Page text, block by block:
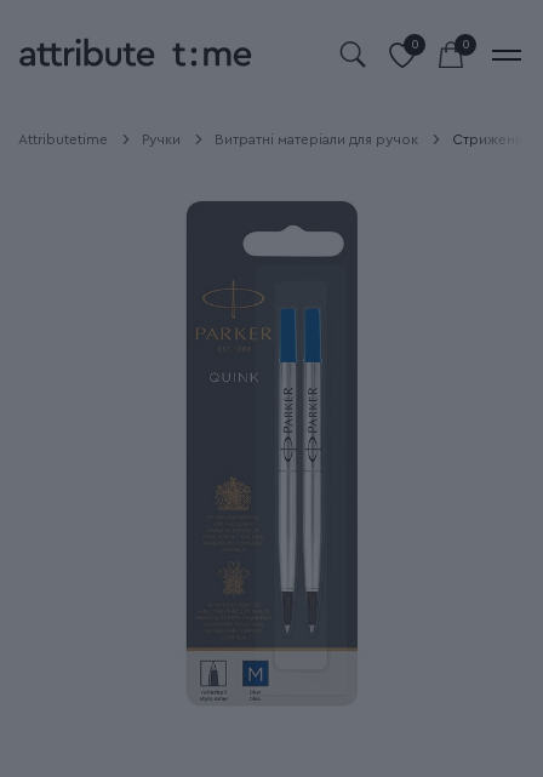
0 0
Attributetime Ручки Витратні матеріали для ручок Стрижень